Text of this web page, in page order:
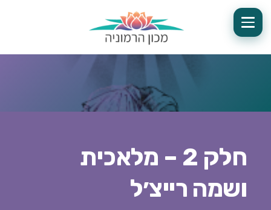
חלק 2 – מלאכית
ושמה רייצ׳ל